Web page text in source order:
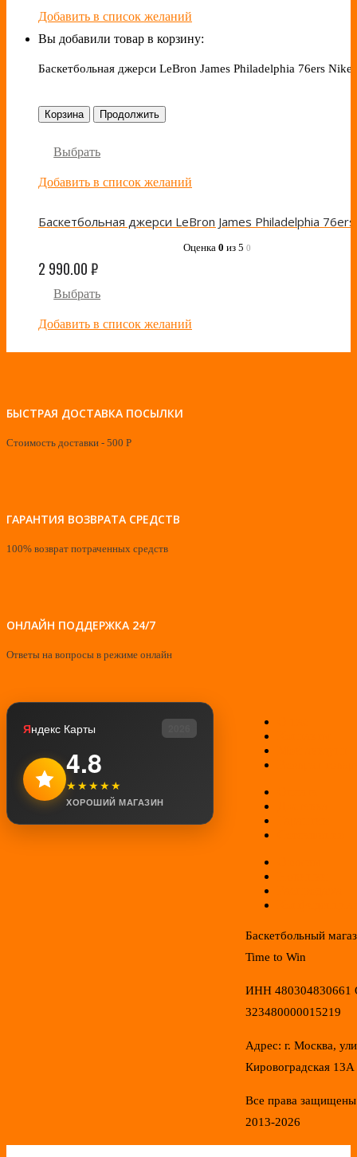
Добавить в список желаний
Вы добавили товар в корзину:
Баскетбольная джерси LeBron James Philadelphia 76ers Nike
Корзина Продолжить
Выбрать
Добавить в список желаний
Оценка 0 из 5 0
2 990.00₽
Выбрать
Добавить в список желаний
БЫСТРАЯ ДОСТАВКА ПОСЫЛКИ
Стоимость доставки - 500 Р
ГАРАНТИЯ ВОЗВРАТА СРЕДСТВ
100% возврат потраченных средств
ОНЛАЙН ПОДДЕРЖКА 24/7
Ответы на вопросы в режиме онлайн
Яндекс Карты
4.8
★★★★★
ХОРОШИЙ МАГАЗИН
Баскетбольный
Time to Win
ИНН 480304830661
323480000015219
Адрес: г. Москва,
Кировоградская 13А
Все права
2013-2026